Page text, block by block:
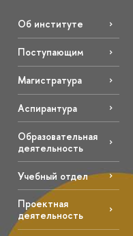
Об институте
Поступающим
Магистратура
Аспирантура
Образовательная
деятельность
Учебный отдел
Проектная
деятельность